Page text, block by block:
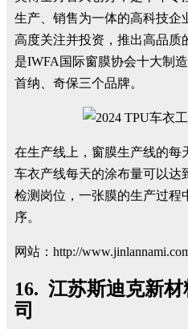
生产、销售为一体的高科技企
高度关注并投资，推出高品质
是IWFA国际窗膜协会十大制
首纳、奇保三个品牌。
在生产线上，窗膜生产线的每
车衣产线每天的涂布量可以达
检测岗位，一张膜的生产过程
序。
网站：http://
16. 江苏斯迪克新
司